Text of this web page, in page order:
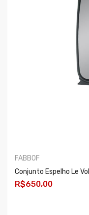
FABBOF
Conjunto Espelho Le
R$650,00